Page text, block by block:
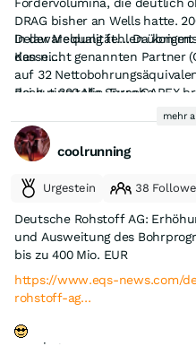
DRAG bisher an Wells hatte. 2000 BOPD sind
Delawarequalität.... Da kommt
Kasse....
In der Meldung fehlen
den nicht genannten Partner (OXY?). Insgesamt kommt man so
auf 32 Nettobohrungsäquivalente (Basis: 2 Meilen). Ist Deutsch
doch eine tolle Sprache....
Bei gut 300 Mio. Euro CAPEX
Vorjahren. Fast alles geht in direkt produktive Wells.... Die
angepeilte Produktion von 24.000 bis 26.000 BOEPD im 2. HJ
halte ich für ziemlich konservativ. In der Spitze dürfte die
Produktion m.E. auf 30.000 BOEPD steigen. Ich bin mal
gespannt, ob man im nächsten Jahr weiter soviel investiert,
dass man dieses
Dann noch Almonty-
wann die noch verbleibenden 10 oder 11 Mio. Stück verkauft
werden.
Läuft
mehr
coolrunning
Urgestein 38
Deutsche Rohstoff AG:
und Ausweitung des Bohrprogramms, EBITDA 2026 steigt auf
bis zu 400 Mio. EUR
https://www.eqs-news.com/
rohstoff-ag…
running